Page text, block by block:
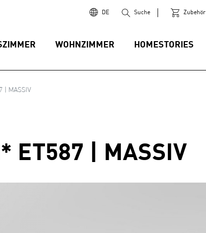
DE Suche Zubehör
WOHNZIMMER HOMESTORIES
| MASSIV
ET587 | MASSIV